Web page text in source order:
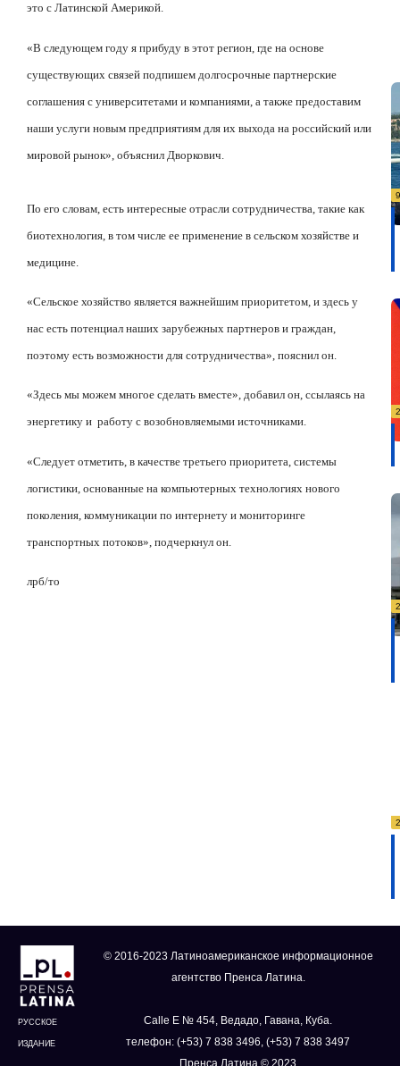
это с Латинской Америкой.
«В следующем году я прибуду в этот регион, где на основе
существующих связей подпишем долгосрочные партнерские
соглашения с университетами и компаниями, а также предоставим
наши услуги новым предприятиям для их выхода на российский или
мировой рынок», объяснил Дворкович.
По его словам, есть интересные отрасли сотрудничества, такие как
биотехнология, в том числе ее применение в сельском хозяйстве и
медицине.
«Сельское хозяйство является важнейшим приоритетом, и здесь у
нас есть потенциал наших зарубежных партнеров и граждан,
поэтому есть возможности для сотрудничества», пояснил он.
«Здесь мы можем многое сделать вместе», добавил он, ссылаясь на
энергетику и работу с возобновляемыми источниками.
«Следует отметить, в качестве третьего приоритета, системы
логистики, основанные на компьютерных технологиях нового
поколения, коммуникации по интернету и мониторинге
транспортных потоков», подчеркнул он.
лрб/то
РУССКОЕ
ИЗДАНИЕ
© 2016-2023 Латиноамериканское информационное
агентство Пренса Латина.
Calle E № 454, Ведадо, Гавана, Куба.
телефон: (+53) 7 838 3496, (+53) 7 838 3497
Пренса Латина © 2023